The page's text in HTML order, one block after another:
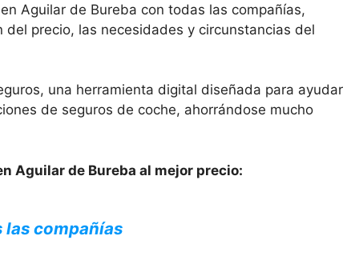
Aguilar de Bureba con todas las compañías,
precio, las necesidades y circunstancias del
una herramienta digital diseñada para ayudar
de seguros de coche, ahorrándose mucho
Aguilar de Bureba al mejor precio:
las compañías